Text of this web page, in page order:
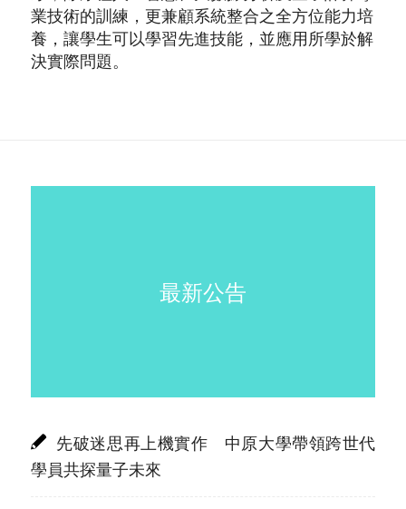
業技術的訓練，更兼顧系統整合之全方位能力培
養，讓學生可以學習先進技能，並應用所學於解
決實際問題。
最新公告
先破迷思再上機實作 中原大學帶領跨世代
學員共探量子未來